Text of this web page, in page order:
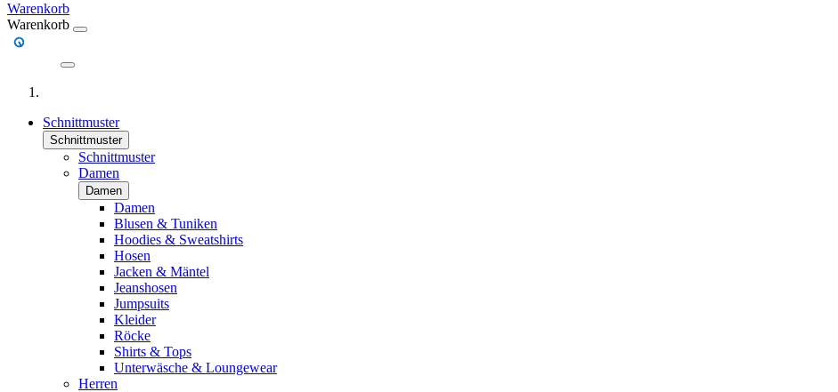
Warenkorb
Warenkorb
Schnittmuster
Schnittmuster
Schnittmuster
Damen
Damen
Damen
Blusen & Tuniken
Hoodies & Sweatshirts
Hosen
Jacken & Mäntel
Jeanshosen
Jumpsuits
Kleider
Röcke
Shirts & Tops
Unterwäsche & Loungewear
Herren